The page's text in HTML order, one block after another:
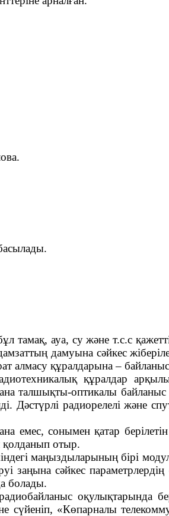
ауа, су және т.с.с
дамуына сәйкес
алмасу құралдарына –
құралдар
талшықты-оптикалы
Дәстүрлі радиорелелі және
емес, сонымен қатар
қолданып отыр.
маңыздыларының бірі
заңына сәйкес
болады.
оқулықтарында
сүйеніп, «Көпарналы